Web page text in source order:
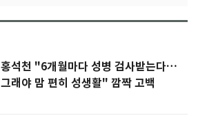
홍석천 "6개월마다 성병 검사받는다…
그래야 맘 편히 성생활" 깜짝 고백